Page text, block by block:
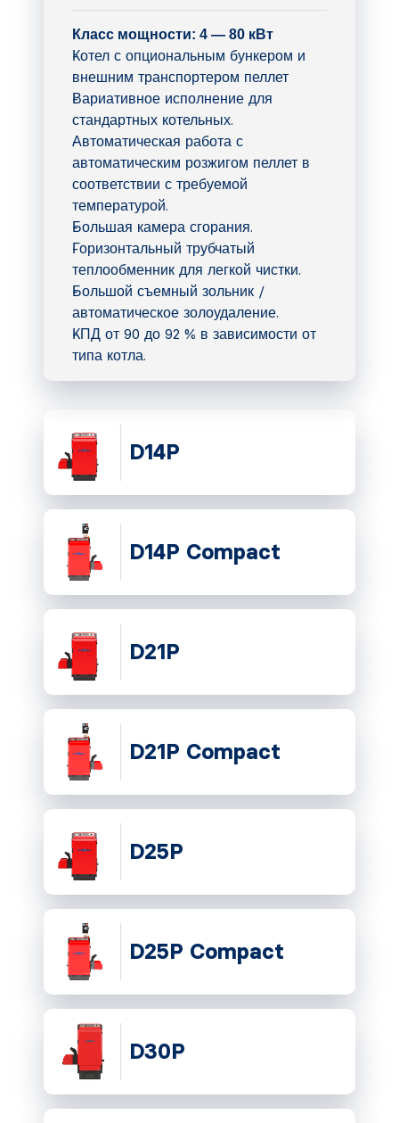
Класс мощности: 4 — 80 кВт
Котел с опциональным бункером и
внешним транспортером пеллет
Вариативное исполнение для
стандартных котельных.
Автоматическая работа с
автоматическим розжигом пеллет в
соответствии с требуемой
температурой.
Большая камера сгорания.
Горизонтальный трубчатый
теплообменник для легкой чистки.
Большой съемный зольник /
автоматическое золоудаление.
КПД от 90 до 92 % в зависимости от
типа котла.
D14P
D14P Compact
D21P
D21P Compact
D25P
D25P Compact
D30P